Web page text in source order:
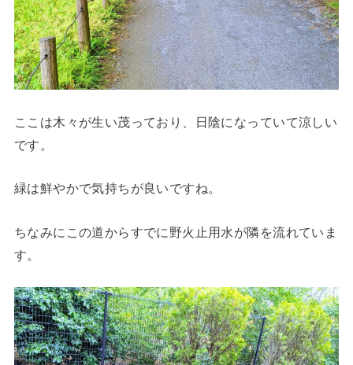
ここは木々が生い茂っており、日陰になっていて涼しい
です。
緑は鮮やかで気持ちが良いですね。
ちなみにこの道からすでに野火止用水が隣を流れていま
す。